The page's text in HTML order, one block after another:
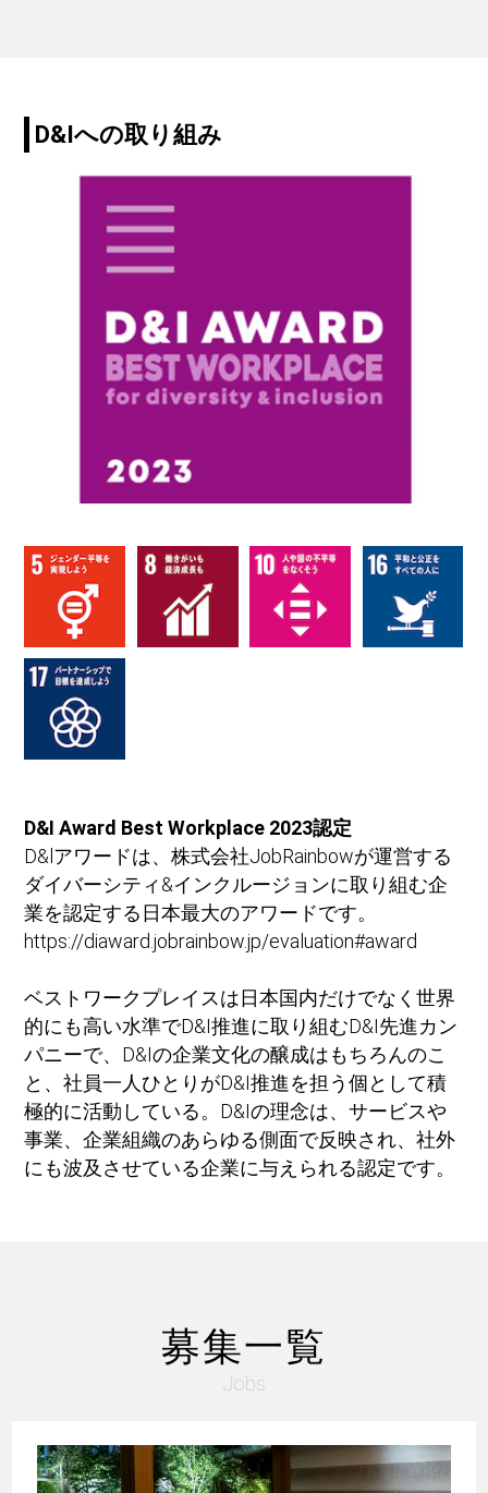
D&Iへの取り組み
D&I Award Best Workplace 2023認定
D&lアワードは、株式会社JobRainbowが運営する
ダイバーシティ&インクルージョンに取り組む企
業を認定する日本最大のアワードです。
https://diaward.jobrainbow.jp/evaluation#award
ベストワークプレイスは日本国内だけでなく世界
的にも高い水準でD&I推進に取り組むD&I先進カン
パニーで、D&Iの企業文化の醸成はもちろんのこ
と、社員一人ひとりがD&I推進を担う個として積
極的に活動している。D&Iの理念は、サービスや
事業、企業組織のあらゆる側面で反映され、社外
にも波及させている企業に与えられる認定です。
募集一覧
Jobs